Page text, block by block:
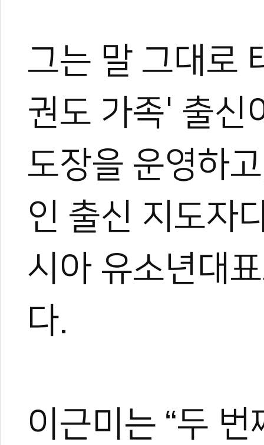
그는 말 그대로
권도 가족' 출신
도장을 운영하
인 출신 지도자
시아 유소년대
다.
이근미는 “두